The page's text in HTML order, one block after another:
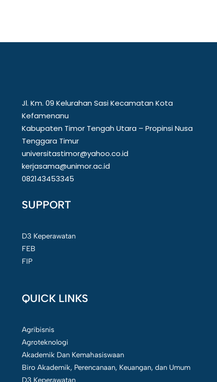
Jl. Km. 09 Kelurahan Sasi Kecamatan Kota
Kefamenanu
Kabupaten Timor Tengah Utara – Propinsi Nusa
Tenggara Timur
universitastimor@yahoo.co.id
kerjasama@unimor.ac.id
082143453345
SUPPORT
D3 Keperawatan
FEB
FIP
QUICK LINKS
Agribisnis
Agroteknologi
Akademik Dan Kemahasiswaan
Biro Akademik, Perencanaan, Keuangan, dan Umum